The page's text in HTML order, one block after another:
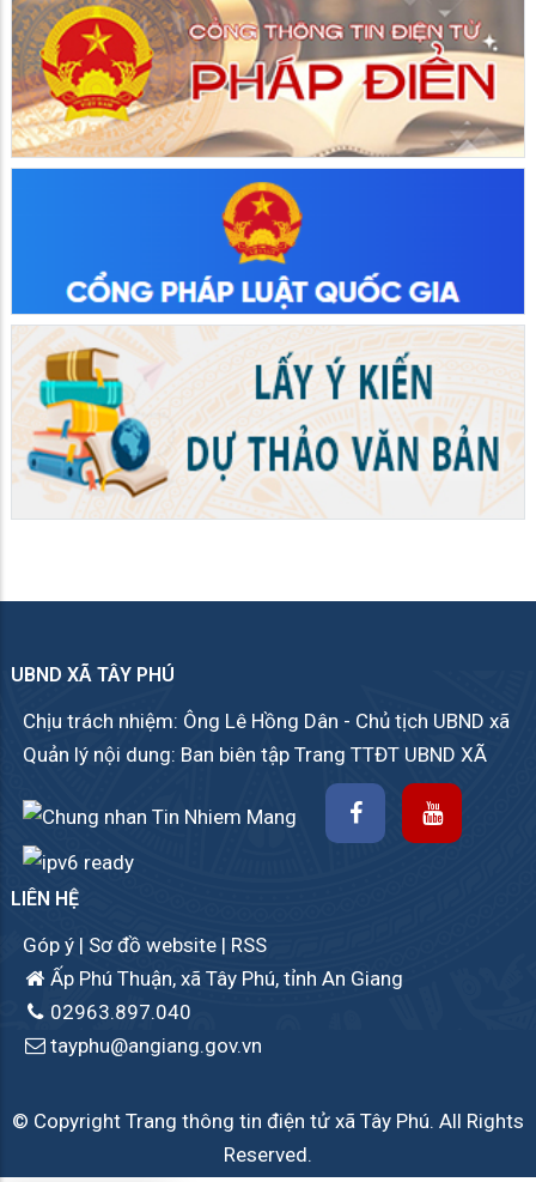
UBND XÃ TÂY PHÚ
Chịu trách nhiệm: Ông Lê Hồng Dân - Chủ tịch UBND xã
Quản lý nội dung: Ban biên tập Trang TTĐT UBND XÃ
LIÊN HỆ
Góp ý | Sơ đồ website | RSS
Ấp Phú Thuận, xã Tây Phú, tỉnh An Giang
02963.897.040
tayphu@angiang.gov.vn
© Copyright Trang thông tin điện tử xã Tây Phú. All Rights
Reserved.